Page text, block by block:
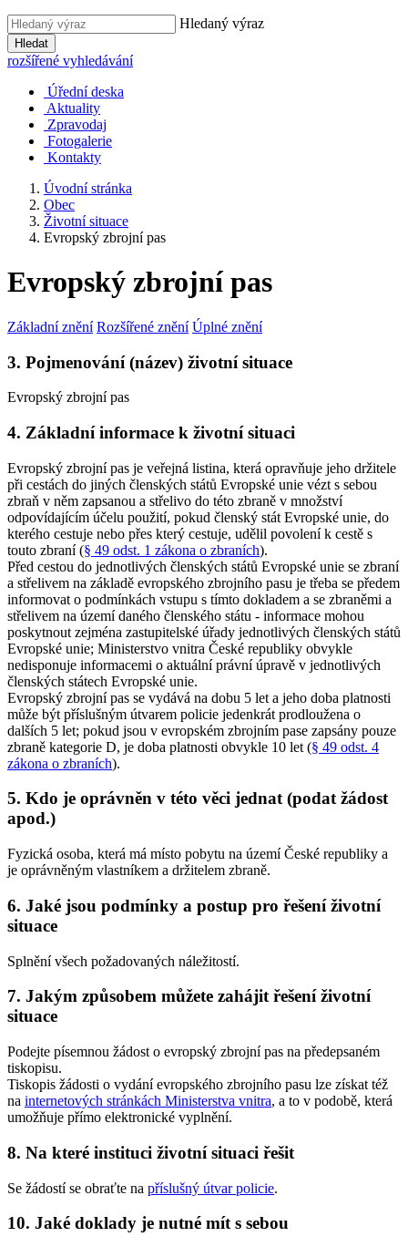
Hledaný výraz
Hledat
rozšířené vyhledávání
Úřední deska
Aktuality
Zpravodaj
Fotogalerie
Kontakty
Úvodní stránka
Obec
Životní situace
Evropský zbrojní pas
Evropský zbrojní pas
Základní znění Rozšířené znění Úplné znění
3. Pojmenování (název) životní situace
Evropský zbrojní pas
4. Základní informace k životní situaci
Evropský zbrojní pas je veřejná listina, která opravňuje jeho držitele
při cestách do jiných členských států Evropské unie vézt s sebou
zbraň v něm zapsanou a střelivo do této zbraně v množství
odpovídajícím účelu použití, pokud členský stát Evropské unie, do
kterého cestuje nebo přes který cestuje, udělil povolení k cestě s
touto zbraní (§ 49 odst. 1 zákona o zbraních).
Před cestou do jednotlivých členských států Evropské unie se zbraní
a střelivem na základě evropského zbrojního pasu je třeba se předem
informovat o podmínkách vstupu s tímto dokladem a se zbraněmi a
střelivem na území daného členského státu - informace mohou
poskytnout zejména zastupitelské úřady jednotlivých členských států
Evropské unie; Ministerstvo vnitra České republiky obvykle
nedisponuje informacemi o aktuální právní úpravě v jednotlivých
členských státech Evropské unie.
Evropský zbrojní pas se vydává na dobu 5 let a jeho doba platnosti
může být příslušným útvarem policie jedenkrát prodloužena o
dalších 5 let; pokud jsou v evropském zbrojním pase zapsány pouze
zbraně kategorie D, je doba platnosti obvykle 10 let (§ 49 odst. 4
zákona o zbraních).
5. Kdo je oprávněn v této věci jednat (podat žádost
apod.)
Fyzická osoba, která má místo pobytu na území České republiky a
je oprávněným vlastníkem a držitelem zbraně.
6. Jaké jsou podmínky a postup pro řešení životní
situace
Splnění všech požadovaných náležitostí.
7. Jakým způsobem můžete zahájit řešení životní
situace
Podejte písemnou žádost o evropský zbrojní pas na předepsaném
tiskopisu.
Tiskopis žádosti o vydání evropského zbrojního pasu lze získat též
na internetových stránkách Ministerstva vnitra, a to v podobě, která
umožňuje přímo elektronické vyplnění.
8. Na které instituci životní situaci řešit
Se žádostí se obraťte na příslušný útvar policie.
10. Jaké doklady je nutné mít s sebou